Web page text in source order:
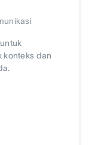
konteks dan